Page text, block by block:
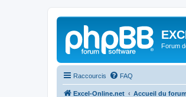
Forum
Raccourcis FAQ
Excel-Online.net Accueil du forum